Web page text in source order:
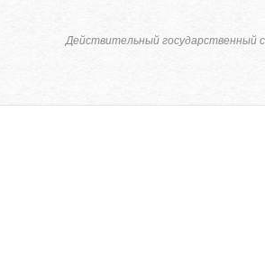
Действительный государственный